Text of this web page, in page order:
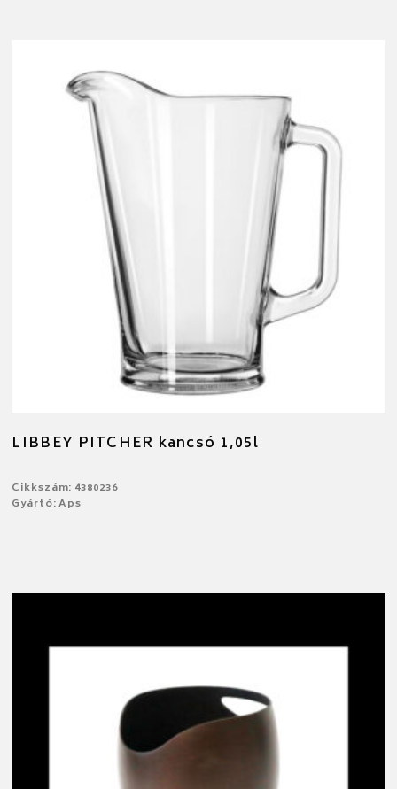
LIBBEY PITCHER kancsó 1,05l
Cikkszám: 4380236
Gyártó: Aps